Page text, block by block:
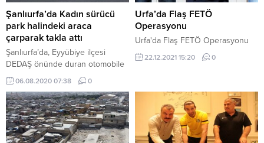
Şanlıurfa’da Kadın sürücü
park halindeki araca
çarparak takla attı
Şanlıurfa’da, Eyyübiye ilçesi
DEDAŞ önünde duran otomobile
çarptıktan sonra takla atan hafif
ticari araçtaki kadın sürücü hafif
yaralandı.
06.08.2020 07:38 0
Urfa’da Flaş FETÖ
Operasyonu
Urfa'da Flaş FETÖ Operasyonu
22.12.2021 15:20 0